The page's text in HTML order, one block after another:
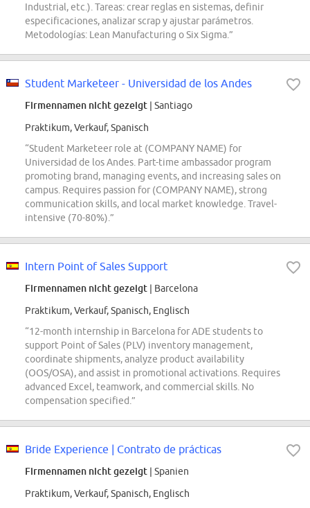
Industrial, etc.). Tareas: crear reglas en sistemas, definir
especificaciones, analizar scrap y ajustar parámetros.
Metodologías: Lean Manufacturing o Six Sigma.”
Student Marketeer - Universidad de los Andes
Firmennamen nicht gezeigt | Santiago
Praktikum, Verkauf, Spanisch
“Student Marketeer role at (COMPANY NAME) for
Universidad de los Andes. Part-time ambassador program
promoting brand, managing events, and increasing sales on
campus. Requires passion for (COMPANY NAME), strong
communication skills, and local market knowledge. Travel-
intensive (70-80%).”
Intern Point of Sales Support
Firmennamen nicht gezeigt | Barcelona
Praktikum, Verkauf, Spanisch, Englisch
“12-month internship in Barcelona for ADE students to
support Point of Sales (PLV) inventory management,
coordinate shipments, analyze product availability
(OOS/OSA), and assist in promotional activations. Requires
advanced Excel, teamwork, and commercial skills. No
compensation specified.”
Bride Experience | Contrato de prácticas
Firmennamen nicht gezeigt | Spanien
Praktikum, Verkauf, Spanisch, Englisch